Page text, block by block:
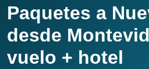
Paquetes a
desde
vuelo + hotel